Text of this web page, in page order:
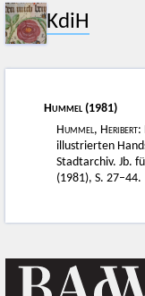
KdiH
Hummel (1981)
Hummel, Heribert:
illustrierten
Stadtarchiv. Jb.
(1981), S. 27–44.